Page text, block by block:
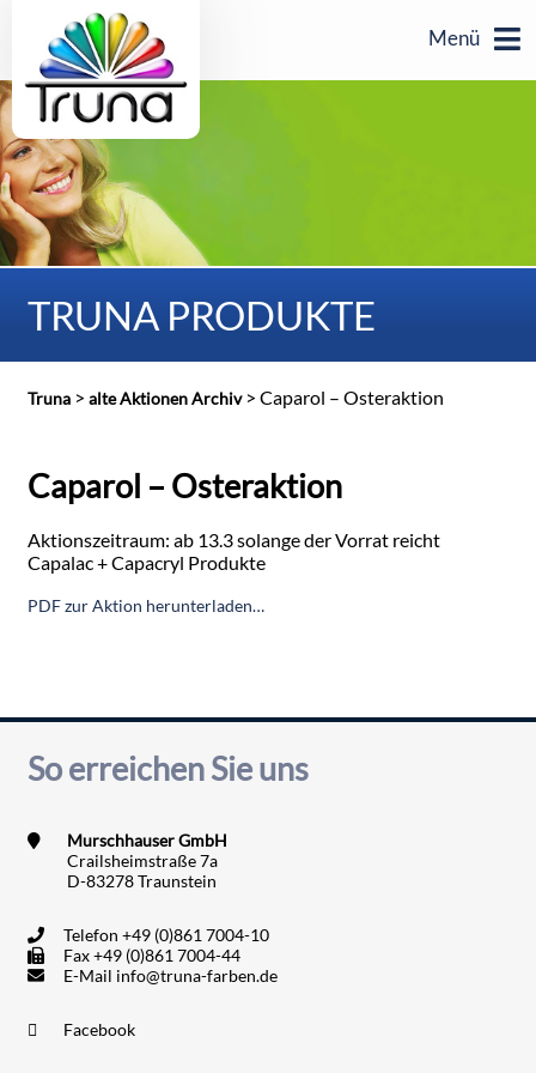
Menü
TRUNA PRODUKTE
Truna> alte Aktionen Archiv> Caparol – Osteraktion
Caparol – Osteraktion
Aktionszeitraum: ab 13.3 solange der Vorrat reicht
Capalac + Capacryl Produkte
PDF zur Aktion herunterladen…
So erreichen Sie uns
Murschhauser GmbH
Crailsheimstraße 7a
D-83278 Traunstein
Telefon +49 (0)861 7004-10
Fax+49 (0)861 7004-44
E-Mail info@truna-farben.de
Facebook